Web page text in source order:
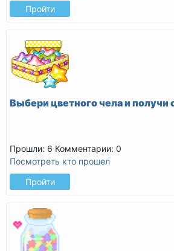
Пройти
Выбери цветного чела и получи
Прошли: 6 Комментарии: 0
Посмотреть кто прошел
Пройти